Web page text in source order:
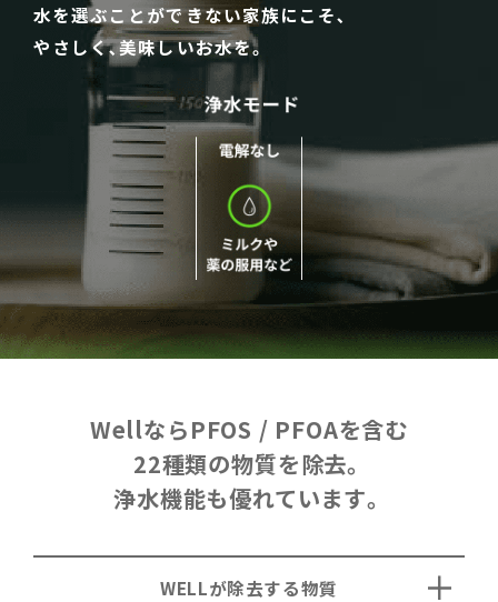
水を選ぶことができない家族にこそ､
やさしく､美味しいお水を。
WellならPFOS / PFOAを含む
22種類の物質を除去。
浄水機能も優れています。
WELLが除去する物質